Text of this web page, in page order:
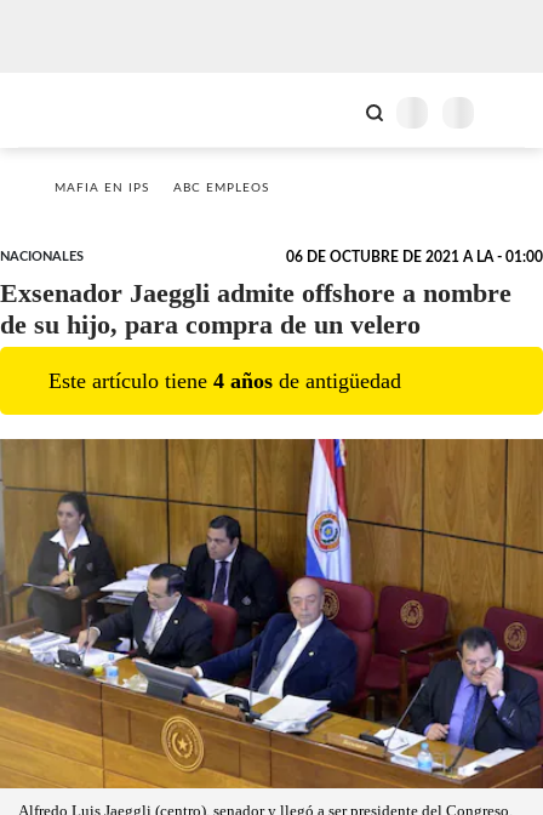
MAFIA EN IPS ABC EMPLEOS
NACIONALES 06 DE OCTUBRE DE 2021 A LA - 01:00
Exsenador Jaeggli admite offshore a nombre
de su hijo, para compra de un velero
Este artículo tiene 4 años de antigüedad
Alfredo Luis Jaeggli (centro), senador y llegó a ser presidente del Congreso.